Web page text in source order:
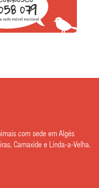
com sede em Algés
Carnaxide e Linda-a-Velha.